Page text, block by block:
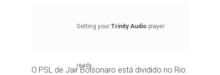
Getting your Trinity Audio player
ready...
O PSL de Jair Bolsonaro está dividido no Rio.